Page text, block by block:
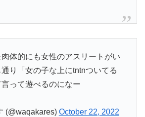
体的にも女性のアスリートがい
り「女の子な上にtntnついてる
って遊べるのになー
(@waqakares) October 22, 2022